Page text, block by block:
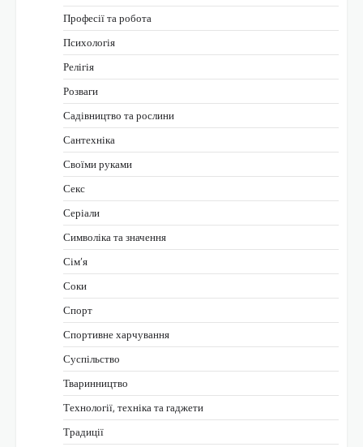
Професії та робота
Психологія
Релігія
Розваги
Садівництво та рослини
Сантехніка
Своїми руками
Секс
Серіали
Символіка та значення
Сім’я
Соки
Спорт
Спортивне харчування
Суспільство
Тваринництво
Технології, техніка та гаджети
Традиції